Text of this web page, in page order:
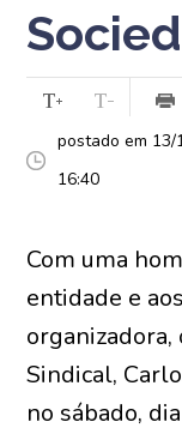
postado em
16:40
Com uma
entidade e
Sindical,
no sábado,